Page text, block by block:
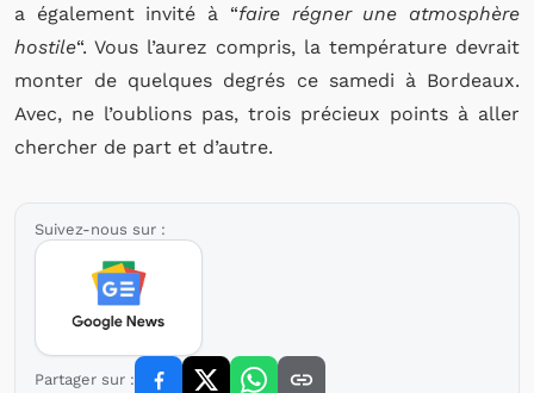
a également invité à “faire régner une atmosphère
hostile“. Vous l’aurez compris, la température devrait
monter de quelques degrés ce samedi à Bordeaux.
Avec, ne l’oublions pas, trois précieux points à aller
chercher de part et d’autre.
Suivez-nous sur :
Partager sur :